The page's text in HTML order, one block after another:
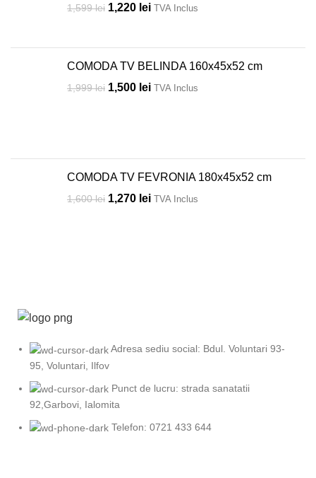
1,599lei 1,220 lei TVA Inclus
COMODA TV BELINDA 160x45x52 cm
1,999lei 1,500 lei TVA Inclus
COMODA TV FEVRONIA 180x45x52 cm
1,600lei 1,270 lei TVA Inclus
Adresa sediu social: Bdul. Voluntari 93-
95, Voluntari, Ilfov
Punct de lucru: strada sanatatii
92,Garbovi, Ialomita
Telefon: 0721 433 644